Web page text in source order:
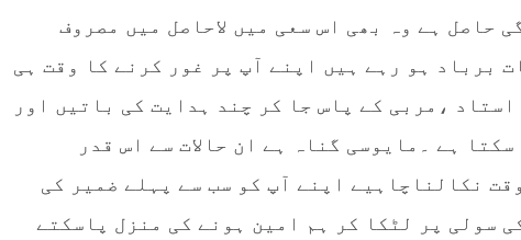
حاصل ہے وہ بھی اس سعی میں لاحاصل میں مصروف
برباد ہو رہے ہیں اپنے آپ پر غور کرنے کا وقت ہی
،مربی کے پاس جا کر چند ہدایت کی باتیں اور
ہے ۔مایوسی گناہ ہے ان حالات سے اس قدر
نکالناچاہیے اپنے آپ کو سب سے پہلے ضمیر کی
سولی پر لٹکا کر ہم امین ہونے کی منزل پاسکتے